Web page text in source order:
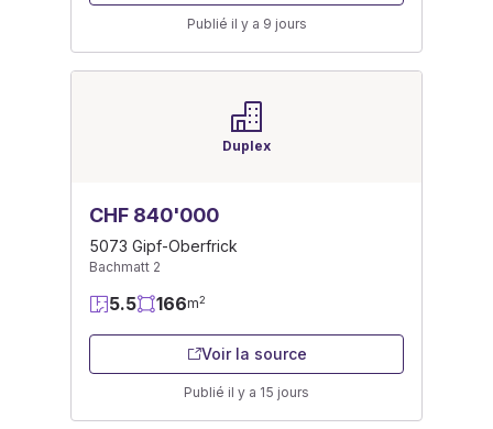
Publié il y a 9 jours
Duplex
CHF 840'000
5073 Gipf-Oberfrick
Bachmatt 2
5.5 166m2
Voir la source
Publié il y a 15 jours